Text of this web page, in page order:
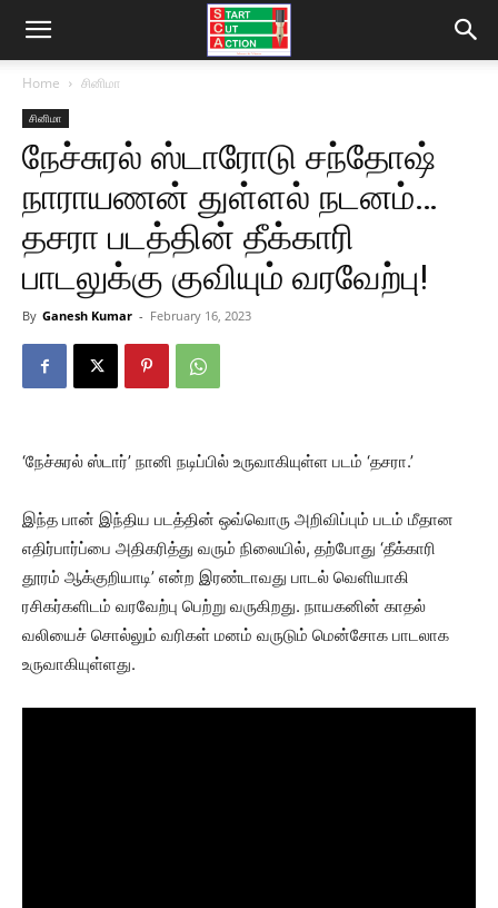
Home சினிமா
சினிமா
நேச்சுரல் ஸ்டாரோடு சந்தோஷ்
நாராயணன் துள்ளல் நடனம்…
தசரா படத்தின் தீக்காரி
பாடலுக்கு குவியும் வரவேற்பு!
By Ganesh Kumar - February 16, 2023
‘நேச்சுரல் ஸ்டார்’ நானி நடிப்பில் உருவாகியுள்ள படம் ‘தசரா.’
இந்த பான் இந்திய படத்தின் ஒவ்வொரு அறிவிப்பும் படம் மீதான
எதிர்பார்ப்பை அதிகரித்து வரும் நிலையில், தற்போது ‘தீக்காரி
தூரம் ஆக்குறியாடி’ என்ற இரண்டாவது பாடல் வெளியாகி
ரசிகர்களிடம் வரவேற்பு பெற்று வருகிறது. நாயகனின் காதல்
வலியைச் சொல்லும் வரிகள் மனம் வருடும் மென்சோக பாடலாக
உருவாகியுள்ளது.